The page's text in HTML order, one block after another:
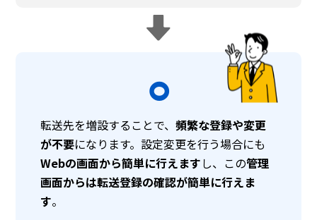
⚪︎
転送先を増設することで、 頻繁な登録や変更
が不要になります。設定変更を行う場合にも
Webの画面から簡単に行えますし、この管理
画面からは転送登録の確認が簡単に行えま
す。